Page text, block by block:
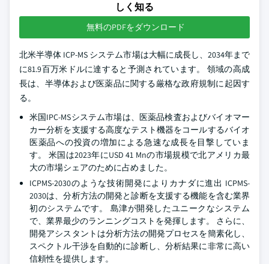
しく知る
無料のPDFをダウンロード
北米半導体 ICP-MS システム市場は大幅に成長し、2034年まで
に81.9百万米ドルに達すると予測されています。 領域の高成
長は、半導体および医薬品に関する厳格な政府規制に起因す
る。
米国IPC-MSシステム市場は、医薬品検査およびバイオマー
カー分析を支援する高度なテスト機器をコールするバイオ
医薬品への投資の増加による急速な成長を目撃していま
す。 米国は2023年にUSD 41 Mnの市場規模で北アメリカ最
大の市場シェアのために占めました。
ICPMS-2030のような技術開発によりカナダに進出 ICPMS-
2030は、分析方法の開発と診断を支援する機能を含む業界
初のシステムです。 島津が開発したユニークなシステム
で、業界最少のランニングコストを発揮します。 さらに、
開発アシスタントは分析方法の開発プロセスを簡素化し、
スペクトル干渉を自動的に診断し、分析結果に非常に高い
信頼性を提供します。